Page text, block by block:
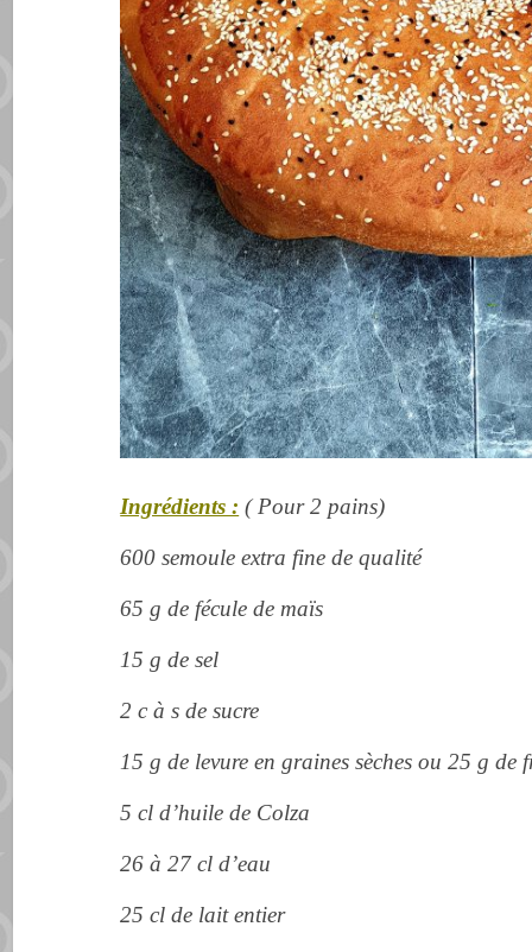
Ingrédients : ( Pour 2 pains)
600 semoule extra fine de qualité
65 g de fécule de maïs
15 g de sel
2 c à s de sucre
15 g de levure en graines sèches ou 25 g de
5 cl d’huile de Colza
26 à 27 cl d’eau
25 cl de lait entier